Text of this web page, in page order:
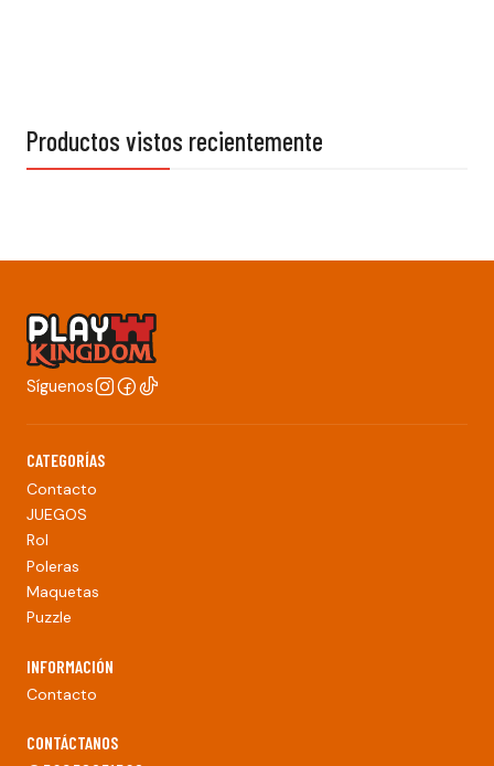
Productos vistos recientemente
Síguenos
CATEGORÍAS
Contacto
JUEGOS
Rol
Poleras
Maquetas
Puzzle
INFORMACIÓN
Contacto
CONTÁCTANOS